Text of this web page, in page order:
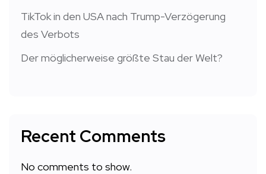
TikTok in den USA nach Trump-Verzögerung
des Verbots
Der möglicherweise größte Stau der Welt?
Recent Comments
No comments to show.